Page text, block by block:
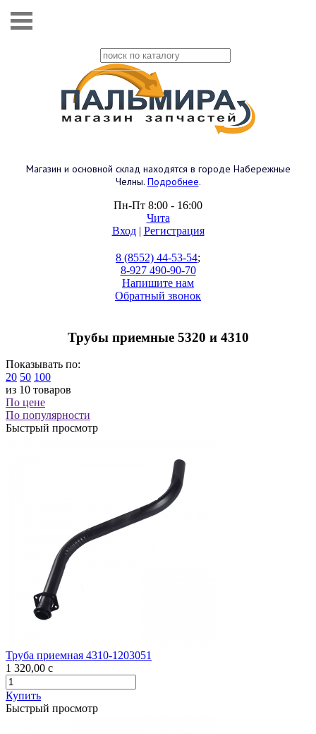
Магазин и основной склад находятся в городе Набережные
Челны. Подробнее.
Пн-Пт 8:00 - 16:00
Чита
Вход| Регистрация
8 (8552) 44-53-54;
8-927 490-90-70
Напишите нам
Обратный звонок
Трубы приемные 5320 и 4310
Показывать по:
20 50 100
из 10 товаров
По цене
По популярности
Быстрый просмотр
Труба приемная 4310-1203051
1 320,00 c
Купить
Быстрый просмотр